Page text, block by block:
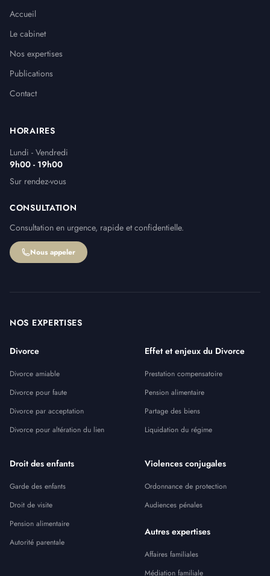
Accueil
Le cabinet
Nos expertises
Publications
Contact
HORAIRES
Lundi - Vendredi
9h00 - 19h00
Sur rendez-vous
CONSULTATION
Consultation en urgence, rapide et confidentielle.
Nous appeler
NOS EXPERTISES
Divorce
Divorce amiable
Divorce pour faute
Divorce par acceptation
Divorce pour altération du lien
Effet et enjeux du Divorce
Prestation compensatoire
Pension alimentaire
Partage des biens
Liquidation du régime
Droit des enfants
Garde des enfants
Droit de visite
Pension alimentaire
Autorité parentale
Violences conjugales
Ordonnance de protection
Audiences pénales
Autres expertises
Affaires familiales
Médiation familiale